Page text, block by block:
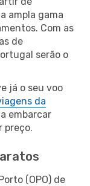
ampla gama
Com as
de
serão o
já o seu voo
da
embarcar
preço.
(OPO) de